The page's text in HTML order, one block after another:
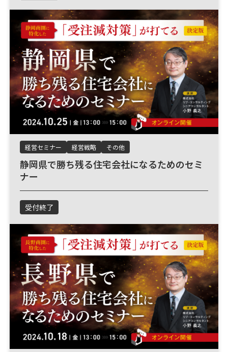
経営セミナー 経営戦略 その他
静岡県で勝ち残る住宅会社になるためのセミ
ナー
受付終了